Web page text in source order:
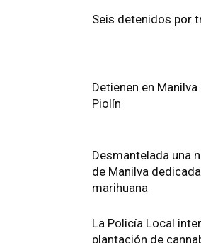
Seis detenidos por
Detienen en
Piolín
Desmantelada una
de Manilva
marihuana
La Policía Local
plantación de